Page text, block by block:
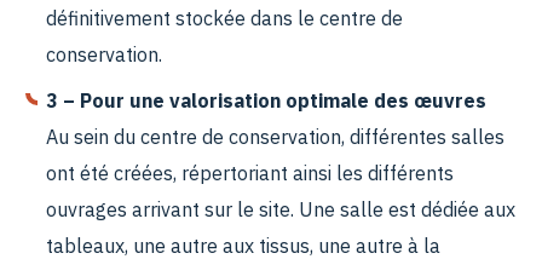
définitivement stockée dans le centre de
conservation.
3 – Pour une valorisation optimale des œuvres
Au sein du centre de conservation, différentes salles
ont été créées, répertoriant ainsi les différents
ouvrages arrivant sur le site. Une salle est dédiée aux
tableaux, une autre aux tissus, une autre à la